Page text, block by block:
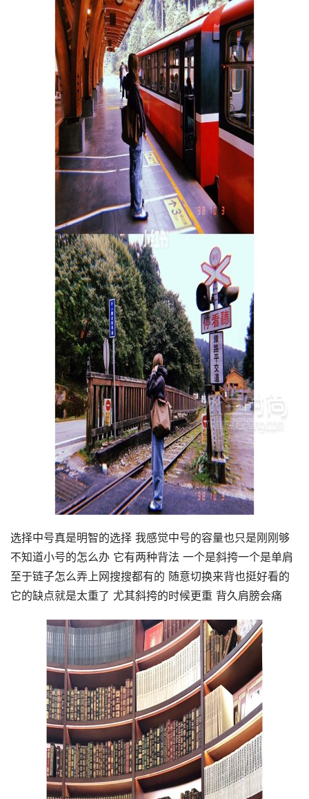
选择中号真是明智的选择 我感觉中号的容量也只是刚刚够
不知道小号的怎么办 它有两种背法 一个是斜挎一个是单肩
至于链子怎么弄上网搜搜都有的 随意切换来背也挺好看的
它的缺点就是太重了 尤其斜挎的时候更重 背久肩膀会痛